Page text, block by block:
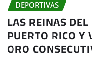
DEPORTIVAS
LAS REINAS
PUERTO RICO Y
ORO